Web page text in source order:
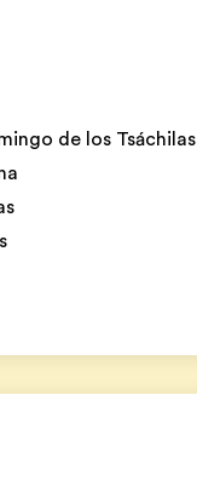
de los Tsáchilas